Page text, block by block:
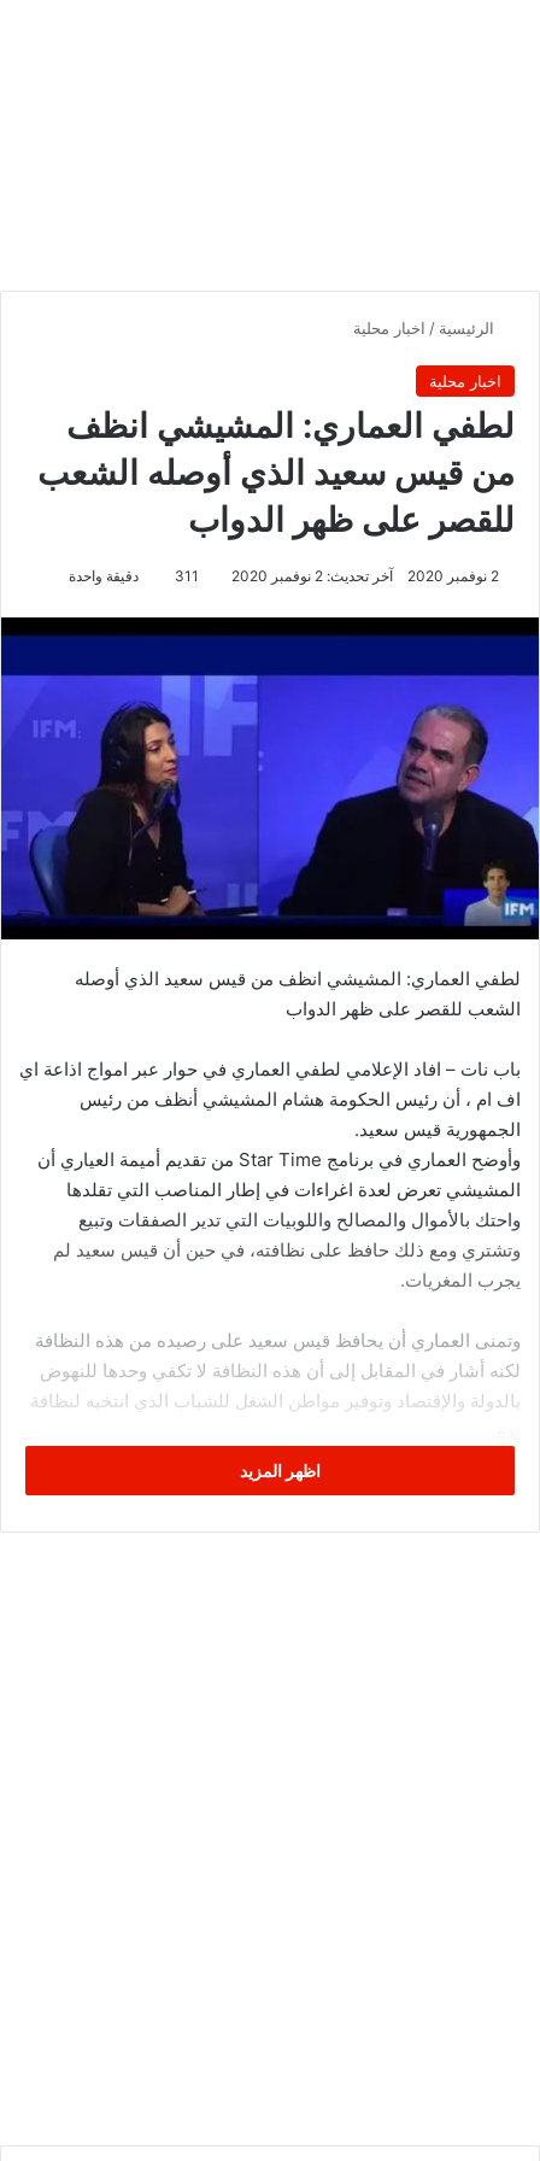
الرئيسية / اخبار محلية
اخبار محلية
لطفي العماري: المشيشي انظف
من قيس سعيد الذي أوصله الشعب
للقصر على ظهر الدواب
2 نوفمبر 2020 آخر تحديث: 2 نوفمبر 2020 311 دقيقة واحدة
لطفي العماري: المشيشي انظف من قيس سعيد الذي أوصله
الشعب للقصر على ظهر الدواب
باب نات – افاد الإعلامي لطفي العماري في حوار عبر امواج اذاعة اي
اف ام ، أن رئيس الحكومة هشام المشيشي أنظف من رئيس
الجمهورية قيس سعيد.
وأوضح العماري في برنامج Star Time من تقديم أميمة العياري أن
المشيشي تعرض لعدة اغراءات في إطار المناصب التي تقلدها
واحتك بالأموال والمصالح واللوبيات التي تدير الصفقات وتبيع
وتشتري ومع ذلك حافظ على نظافته، في حين أن قيس سعيد لم
يجرب المغريات.
وتمنى العماري أن يحافظ قيس سعيد على رصيده من هذه النظافة
لكنه أشار في المقابل إلى أن هذه النظافة لا تكفي وحدها للنهوض
بالدولة والإقتصاد وتوفير مواطن الشغل للشباب الذي انتخبه لنظافة
كما عاب العماري على قيس سعيد مقاطعته لوسائل الإعلام،
اظهر المزيد